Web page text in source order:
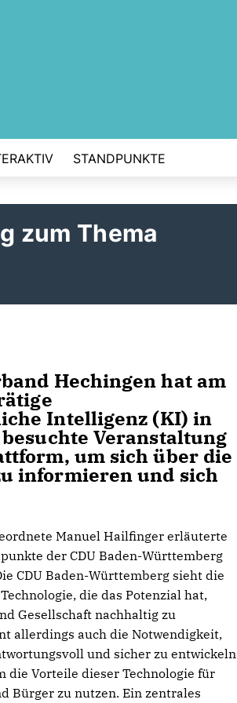
STANDPUNKTE
zum Thema
Hechingen hat am
Intelligenz (KI) in
Veranstaltung
um sich über die
informieren und sich
Manuel Hailfinger erläuterte
der CDU Baden-Württemberg
CDU Baden-Württemberg sieht die
die das Potenzial hat,
Gesellschaft nachhaltig zu
allerdings auch die Notwendigkeit,
und sicher zu entwickeln
die Vorteile dieser Technologie für
Bürger zu nutzen. Ein zentrales